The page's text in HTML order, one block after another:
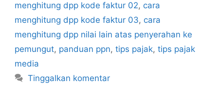
menghitung dpp kode faktur 02, cara
menghitung dpp kode faktur 03, cara
menghitung dpp nilai lain atas penyerahan ke
pemungut, panduan ppn, tips pajak, tips pajak
media
Tinggalkan komentar